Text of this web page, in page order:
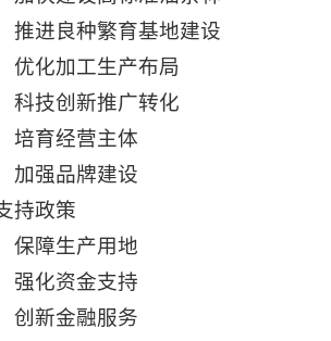
推进良种繁育基地建设
优化加工生产布局
科技创新推广转化
培育经营主体
加强品牌建设
持政策
保障生产用地
强化资金支持
创新金融服务